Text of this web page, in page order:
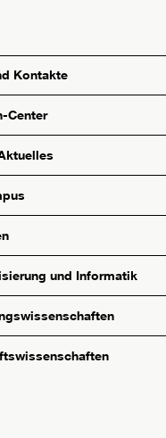
Kontakte
Center
und Informatik